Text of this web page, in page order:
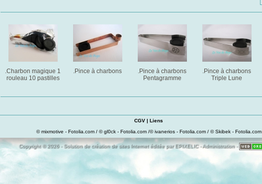
.Charbon magique 1
rouleau 10 pastilles
.Pince à charbons
.Pince à charbons
Pentagramme
.Pince à charbons
Triple Lune
CGV | Liens
© mixmotive - Fotolia.com / © gl0ck - Fotolia.com /© ivanerios - Fotolia.com / © Skibek - Fotolia.com
Copyright © 2026 - Solution de création de sites Internet éditée par EPIXELIC- Administration-